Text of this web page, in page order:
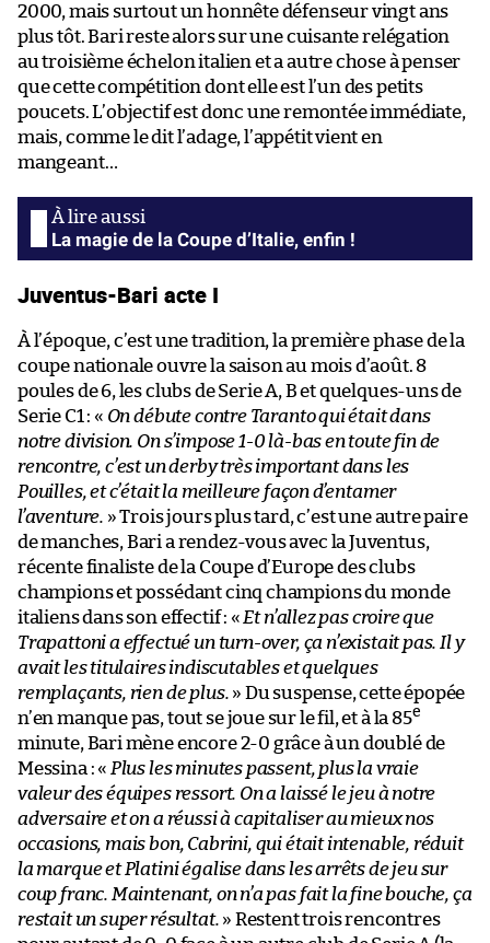
2000, mais surtout un honnête défenseur vingt ans
plus tôt. Bari reste alors sur une cuisante relégation
au troisième échelon italien et a autre chose à penser
que cette compétition dont elle est l’un des petits
poucets. L’objectif est donc une remontée immédiate,
mais, comme le dit l’adage, l’appétit vient en
mangeant…
La magie de la Coupe d’Italie, enfin !
Juventus-Bari acte I
À l’époque, c’est une tradition, la première phase de la
coupe nationale ouvre la saison au mois d’août. 8
poules de 6, les clubs de Serie A, B et quelques-uns de
Serie C1 : « On débute contre Taranto qui était dans
notre division. On s’impose 1-0 là-bas en toute fin de
rencontre, c’est un derby très important dans les
Pouilles, et c’était la meilleure façon d’entamer
l’aventure. » Trois jours plus tard, c’est une autre paire
de manches, Bari a rendez-vous avec la Juventus,
récente finaliste de la Coupe d’Europe des clubs
champions et possédant cinq champions du monde
italiens dans son effectif : « Et n’allez pas croire que
Trapattoni a effectué un turn-over, ça n’existait pas. Il y
avait les titulaires indiscutables et quelques
remplaçants, rien de plus. » Du suspense, cette épopée
n’en manque pas, tout se joue sur le fil, et à la 85e
minute, Bari mène encore 2-0 grâce à un doublé de
Messina : « Plus les minutes passent, plus la vraie
valeur des équipes ressort. On a laissé le jeu à notre
adversaire et on a réussi à capitaliser au mieux nos
occasions, mais bon, Cabrini, qui était intenable, réduit
la marque et Platini égalise dans les arrêts de jeu sur
coup franc. Maintenant, on n’a pas fait la fine bouche, ça
restait un super résultat. » Restent trois rencontres